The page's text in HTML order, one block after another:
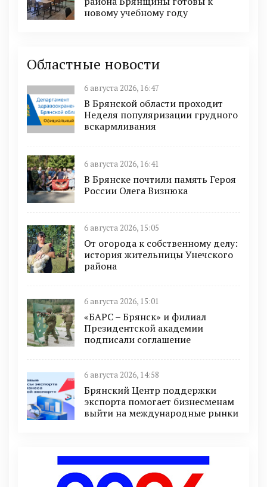
новому учебному году
Областные новости
6 августа 2026, 16:47
В Брянской области проходит
Неделя популяризации грудного
вскармливания
6 августа 2026, 16:41
В Брянске почтили память Героя
России Олега Визнюка
6 августа 2026, 15:05
От огорода к собственному делу:
история жительницы Унечского
района
6 августа 2026, 15:01
«БАРС – Брянск» и филиал
Президентской академии
подписали соглашение
6 августа 2026, 14:58
Брянский Центр поддержки
экспорта помогает бизнесменам
выйти на международные рынки